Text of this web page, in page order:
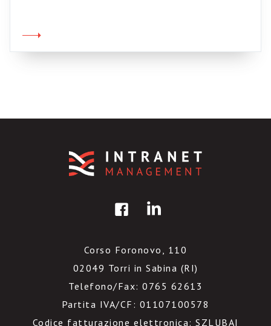
segnalarlo, ma anche di tradurlo. Credo che
Corso Foronovo, 110
02049 Torri in Sabina (RI)
Telefono/Fax: 0765 62613
Partita IVA/CF: 01107100578
Codice fatturazione elettronica: SZLUBAI